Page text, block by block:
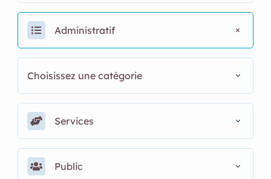
Administratif
Choisissez une catégorie
Services
Public